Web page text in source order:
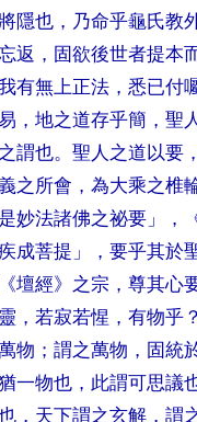
隱也 ， 乃命乎龜氏教
返 ， 固欲後世者提本
有無上正法 ，悉已付
，地之道存乎簡 ，聖
謂也。聖人之道以要
之所會 ，為大乘之椎
妙法諸佛之祕要 」，
成菩提 」，要乎其於
《壇經》 之宗 ，尊其心
，若寂若惺 ，有物乎
物 ；謂之萬物 ， 固統
一物也 ， 此謂可思議
， 天下謂之玄解 ，謂